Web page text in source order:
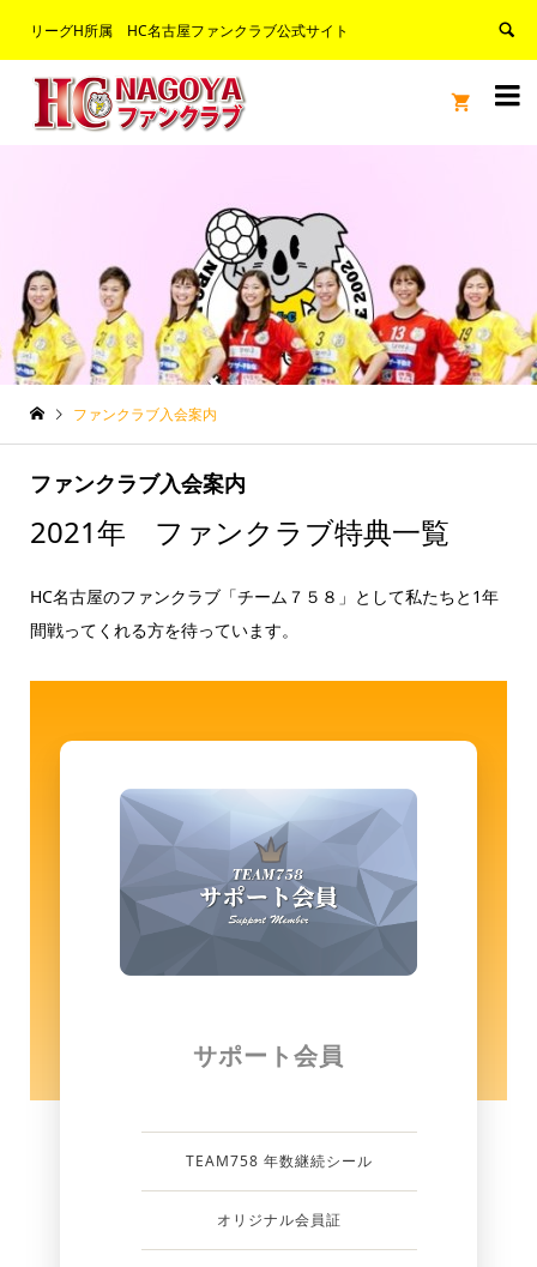
リーグH所属 HC名古屋ファンクラブ公式サイト


ファンクラブ入会案内
ファンクラブ入会案内
2021年 ファンクラブ特典一覧
HC名古屋のファンクラブ「チーム７５８」として私たちと1年
間戦ってくれる方を待っています。
サポート会員
TEAM758 年数継続シール
オリジナル会員証